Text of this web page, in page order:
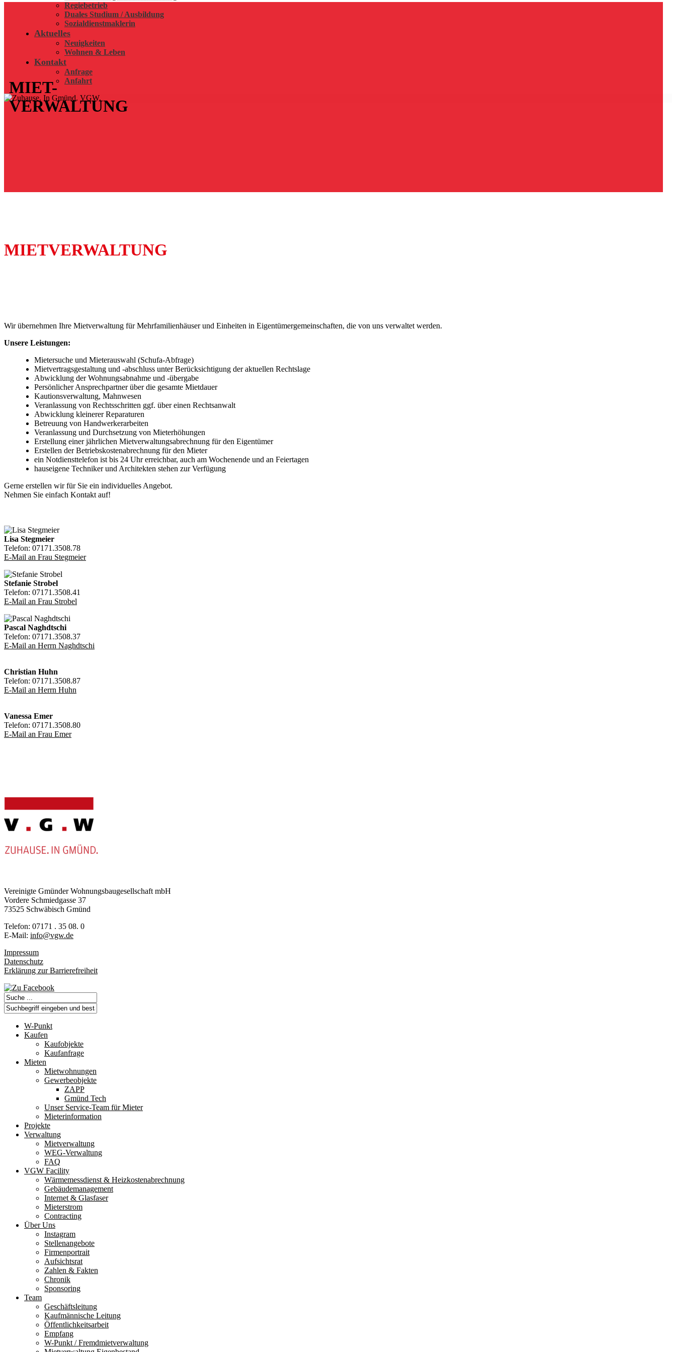
Regie­betrieb
Duales Studium / Aus­bildung
Sozial­dienst­­maklerin
Aktuelles
Neuigkeiten
Wohnen & Leben
Kontakt
Anfrage
Anfahrt
MIET-
VERWALTUNG
MIET­VERWAL­TUNG
Wir übernehmen Ihre Mietverwaltung für Mehrfamilienhäuser und Einheiten in Eigentümergemeinschaften, die von uns verwaltet werden.
Unsere Leistungen:
Mietersuche und Mieterauswahl (Schufa-Abfrage)
Mietvertragsgestaltung und -abschluss unter Berücksichtigung der aktuellen Rechtslage
Abwicklung der Wohnungsabnahme und -übergabe
Persönlicher Ansprechpartner über die gesamte Mietdauer
Kautionsverwaltung, Mahnwesen
Veranlassung von Rechtsschritten ggf. über einen Rechtsanwalt
Abwicklung kleinerer Reparaturen
Betreuung von Handwerkerarbeiten
Veranlassung und Durchsetzung von Mieterhöhungen
Erstellung einer jährlichen Mietverwaltungsabrechnung für den Eigentümer
Erstellen der Betriebskostenabrechnung für den Mieter
ein Notdiensttelefon ist bis 24 Uhr erreichbar, auch am Wochenende und an Feiertagen
hauseigene Techniker und Architekten stehen zur Verfügung
Gerne erstellen wir für Sie ein individuelles Angebot.
Nehmen Sie einfach Kontakt auf!
Lisa Stegmeier
Telefon: 07171.3508.78
E-Mail an Frau Stegmeier
Stefanie Strobel
Telefon: 07171.3508.41
E-Mail an Frau Strobel
Pascal Naghdtschi
Telefon: 07171.3508.37
E-Mail an Herrn Naghdtschi
Christian Huhn
Telefon: 07171.3508.87
E-Mail an Herrn Huhn
Vanessa Emer
Telefon: 07171.3508.80
E-Mail an Frau Emer
Ver­ei­nig­te Gmün­der Woh­nungs­bau­ge­sell­schaft mbH
Vor­de­re Schmied­gas­se 37
73525 Schwä­bisch Gmünd
Tele­fon: 07171 . 35 08. 0
E-Mail: info@vgw.de
Impressum
Datenschutz
Erklärung zur Barrierefreiheit
Suche
W-Punkt
Kaufen
Kaufobjekte
Kaufanfrage
Mieten
Mietwohnungen
Gewerbeobjekte
ZAPP
Gmünd Tech
Unser Service-Team für Mieter
Mieterinformation
Projekte
Verwaltung
Mietverwaltung
WEG-Verwaltung
FAQ
VGW Facility
Wärmemessdienst & Heizkostenabrechnung
Gebäudemanagement
Internet & Glasfaser
Mieterstrom
Contracting
Über Uns
Instagram
Stellenangebote
Firmenportrait
Aufsichtsrat
Zahlen & Fakten
Chronik
Sponsoring
Team
Ge­schäfts­lei­tung
Kauf­män­nische Lei­tung
Öffent­lich­keits­­arbeit
Empfang
W-Punkt / Fremd­­miet­­ver­wal­tung